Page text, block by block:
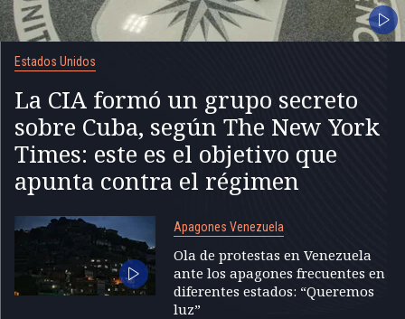
Estados Unidos
La CIA formó un grupo secreto
sobre Cuba, según The New York
Times: este es el objetivo que
apunta contra el régimen
Apagones Venezuela
Ola de protestas en Venezuela
ante los apagones frecuentes en
diferentes estados: “Queremos
luz”